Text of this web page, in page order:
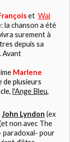
et Wal
la chanson a été
surement à
depuis sa
Avant
Marlene
de plusieurs
l'Ange Bleu,
John Lyndon (ex
non avec The
paradoxal- pour